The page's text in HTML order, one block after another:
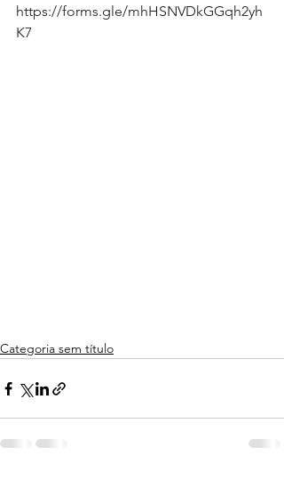
https://forms.gle/mhHSNVDkGGqh2yh
K7
Categoria sem título